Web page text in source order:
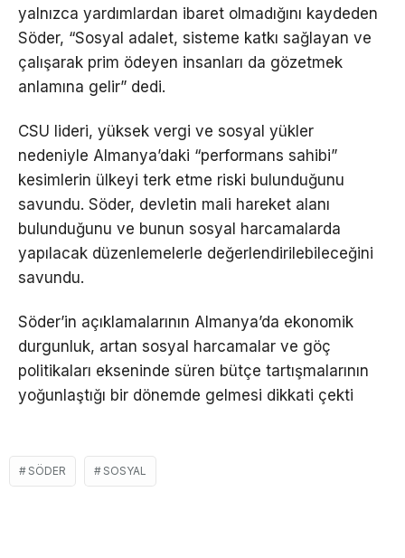
yalnızca yardımlardan ibaret olmadığını kaydeden
Söder, “Sosyal adalet, sisteme katkı sağlayan ve
çalışarak prim ödeyen insanları da gözetmek
anlamına gelir” dedi.
CSU lideri, yüksek vergi ve sosyal yükler
nedeniyle Almanya’daki “performans sahibi”
kesimlerin ülkeyi terk etme riski bulunduğunu
savundu. Söder, devletin mali hareket alanı
bulunduğunu ve bunun sosyal harcamalarda
yapılacak düzenlemelerle değerlendirilebileceğini
savundu.
Söder’in açıklamalarının Almanya’da ekonomik
durgunluk, artan sosyal harcamalar ve göç
politikaları ekseninde süren bütçe tartışmalarının
yoğunlaştığı bir dönemde gelmesi dikkati çekti
SÖDER SOSYAL